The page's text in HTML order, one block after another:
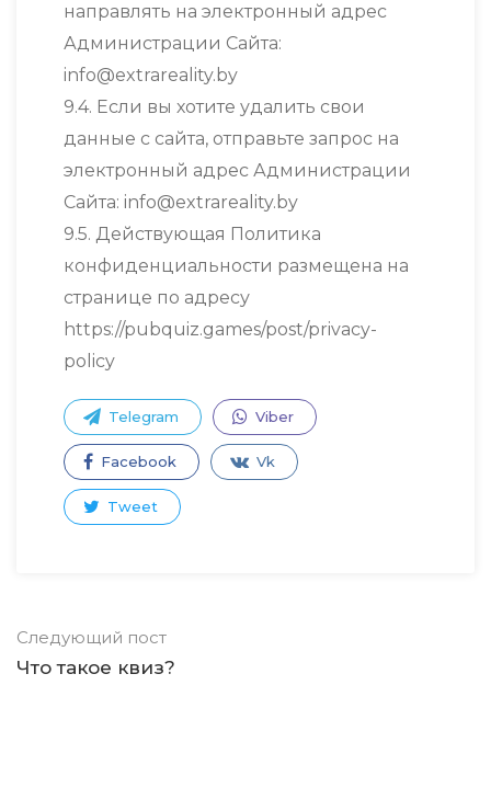
направлять на электронный адрес
Администрации Сайта:
info@extrareality.by
9.4. Если вы хотите удалить свои
данные с сайта, отправьте запрос на
электронный адрес Администрации
Сайта: info@extrareality.by
9.5. Действующая Политика
конфиденциальности размещена на
странице по адресу
https://pubquiz.games/post/privacy-
policy
Telegram Viber
Facebook Vk
Tweet
Следующий пост
Что такое квиз?